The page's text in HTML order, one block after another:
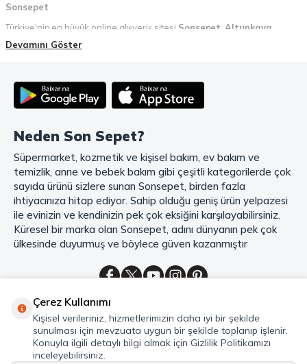
Sonsepet
Türkiye'nin en büyük online alışveriş sitesi Sonsepet Altunkaya
Holdinggüvencesiyle hizmet vermektedir! Sonsepet, online alışveriş
teslimat ve güvenli ödeme seçenekleriyle, alışveriş yaparken
zamanınızı ve paranızı en verimli şekilde kullanırsınız.
Mahmood Coffee ile Kahve Keyfinizi Sonsepet'te Yaşayın!
Mahmood Coffee markasının eşsiz lezzetleriyle tanışın ve kahve
keyfinizi doruklara çıkarın. Filtre ve çekirdek kahve, kapsül kahve,
granül kahve, gold kahve, klasik kahve ve Türk kahvesi gibi birbirinden
lezzetli seçenekler arasından favorinizi seçin. Eğer pratik ve hızlı bir
kahve arıyorsanız, hazır Türk kahvesi ve cappuccino gibi seçenekler de
sizleri bekliyor. Sıcak çikolata ve kahve kreması ile kahve keyfinize
lezzet katabilirsiniz. Kahve tutkunlarının vazgeçilmezi olan bu ürünler,
keşfedin ve kahve keyfinizi doyasıya yaşayın!
Çayın büyülü dünyasına hoş geldiniz! Sonsepet, çay tutkunlarının
hayallerini süsleyenMahmood Teaçeşitlerini sizlerle buluşturuyor.
Seylan Çayı'nın benzersiz lezzetiyle tanışın ve çay demlemenin tadını
baştan yaşayın. Dökme çayın gizemli aroması ve sallama çayın taze
Devamını Göster
Neden Son Sepet?
Süpermarket, kozmetik ve kişisel bakım, ev bakım ve
temizlik, anne ve bebek bakım gibi çeşitli kategorilerde çok
sayıda ürünü sizlere sunan Sonsepet, birden fazla
ihtiyacınıza hitap ediyor. Sahip olduğu geniş ürün yelpazesi
ile evinizin ve kendinizin pek çok eksiğini karşılayabilirsiniz.
Küresel bir marka olan Sonsepet, adını dünyanın pek çok
ülkesinde duyurmuş ve böylece güven kazanmıştır
Kategoriler
Hızlı Erişim
Çerez Kullanımı
Kişisel verileriniz, hizmetlerimizin daha iyi bir şekilde
sunulması için mevzuata uygun bir şekilde toplanıp işlenir.
Konuyla ilgili detaylı bilgi almak için Gizlilik Politikamızı
inceleyebilirsiniz.